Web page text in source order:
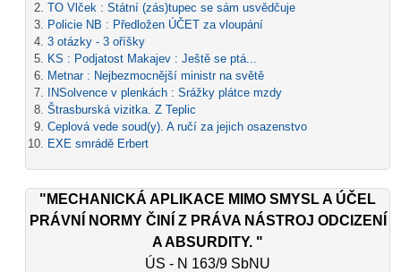
TO Vlček : Státní (zás)tupec se sám usvědčuje
Policie NB : Předložen ÚČET za vloupání
3 otázky - 3 oříšky
KS : Podjatost Makajev : Ještě se ptá...
Metnar : Nejbezmocnější ministr na světě
INSolvence v plenkách : Srážky plátce mzdy
Štrasburská vizitka. Z Teplic
Ceplová vede soud(y). A ručí za jejich osazenstvo
EXE smrádě Erbert
"MECHANICKÁ APLIKACE MIMO SMYSL A ÚČEL
PRÁVNÍ NORMY ČINÍ Z PRÁVA NÁSTROJ ODCIZENÍ
A ABSURDITY. "
ÚS - N 163/9 SbNU